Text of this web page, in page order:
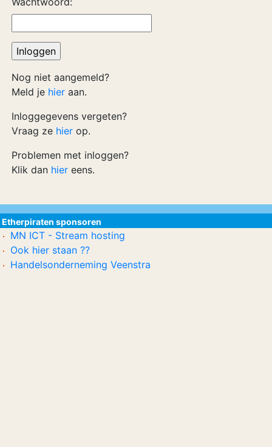
Nog niet aangemeld?
Meld je hier aan.
Inloggegevens vergeten?
Vraag ze hier op.
Problemen met inloggen?
Klik dan hier eens.
Etherpiraten sponsoren
MN ICT - Stream hosting
Ook hier staan ??
Handelsonderneming Veenstra